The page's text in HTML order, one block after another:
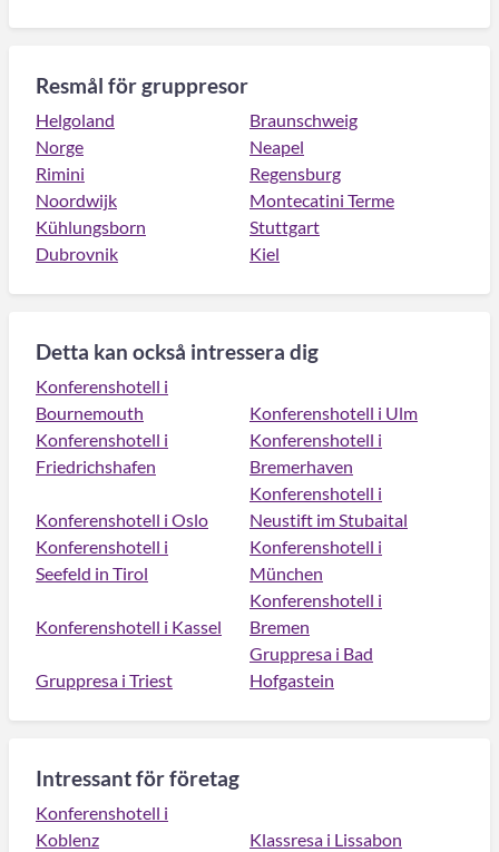
Resmål för gruppresor
Helgoland
Braunschweig
Norge
Neapel
Rimini
Regensburg
Noordwijk
Montecatini Terme
Kühlungsborn
Stuttgart
Dubrovnik
Kiel
Detta kan också intressera dig
Konferenshotell i
Bournemouth
Konferenshotell i Ulm
Konferenshotell i
Friedrichshafen
Konferenshotell i
Bremerhaven
Konferenshotell i Oslo
Konferenshotell i
Neustift im Stubaital
Konferenshotell i
Seefeld in Tirol
Konferenshotell i
München
Konferenshotell i Kassel
Konferenshotell i
Bremen
Gruppresa i Triest
Gruppresa i Bad
Hofgastein
Intressant för företag
Konferenshotell i
Koblenz
Klassresa i Lissabon